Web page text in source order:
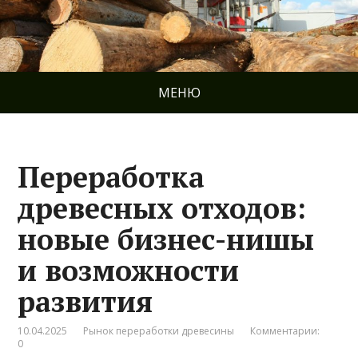
МЕНЮ
Переработка
древесных отходов:
новые бизнес-нишы
и возможности
развития
10.04.2025 Рынок переработки древесины
Комментарии:
0